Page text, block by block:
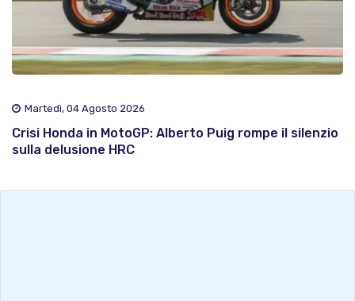
Martedì, 04 Agosto 2026
Crisi Honda in MotoGP: Alberto Puig rompe il silenzio
sulla delusione HRC